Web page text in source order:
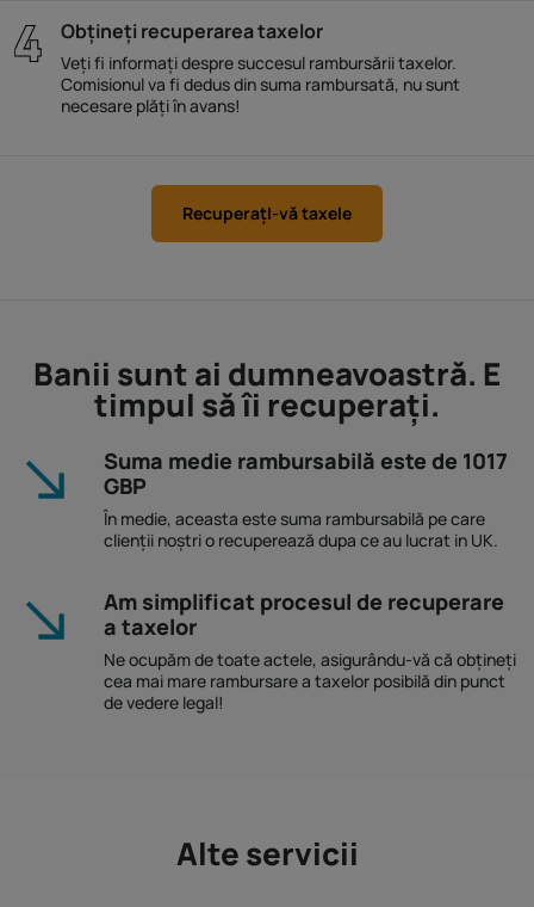
Obțineți recuperarea taxelor
Veți fi informați despre succesul rambursării taxelor.
Comisionul va fi dedus din suma rambursată, nu sunt
necesare plăți în avans!
RecuperaţI-vă taxele
Banii sunt ai dumneavoastră. E
timpul să îi recuperați.
Suma medie rambursabilă este de 1017
GBP
În medie, aceasta este suma rambursabilă pe care
clienții noștri o recuperează dupa ce au lucrat in UK.
Am simplificat procesul de recuperare
a taxelor
Ne ocupăm de toate actele, asigurându-vă că obțineți
cea mai mare rambursare a taxelor posibilă din punct
de vedere legal!
Alte servicii